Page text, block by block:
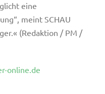
eine
meint SCHAU
(Redaktion / PM /
online.de